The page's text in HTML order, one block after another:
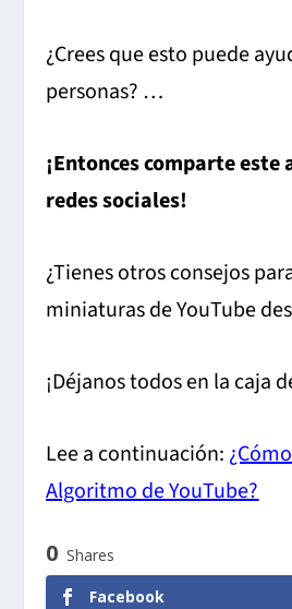
¿Crees que esto puede
personas? …
¡Entonces comparte
redes sociales!
¿Tienes otros consejos
miniaturas de YouTube
¡Déjanos todos en la caja
Lee a continuación:
Algoritmo de YouTube?
0 Shares
Facebook